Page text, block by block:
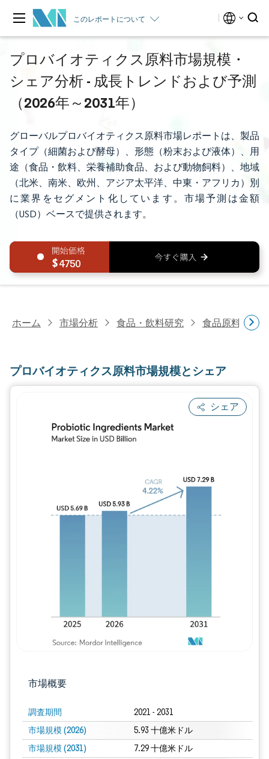
このレポートについて
プロバイオティクス原料市場規模・
シェア分析 - 成長トレンドおよび予測
（2026年～2031年）
グローバルプロバイオティクス原料市場レポートは、製品
タイプ（細菌および酵母）、形態（粉末および液体）、用
途（食品・飲料、栄養補助食品、および動物飼料）、地域
（北米、南米、欧州、アジア太平洋、中東・アフリカ）別
に業界をセグメント化しています。市場予測は金額
（USD）ベースで提供されます。
4750
ホーム 市場分析 食品・飲料研究 食品原料・食
プロバイオティクス原料市場規模とシェア
シェア
市場概要
調査期間 2021 - 2031
市場規模 (2026) 5.93 十億米ドル
市場規模 (2031) 7.29 十億米ドル